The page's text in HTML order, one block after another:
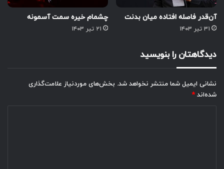
آن‌قدر فاصله افتاده میان بدنت
۳۱ تیر ۱۴۰۳
چشمام خیره سمت آسمونه
۲۱ تیر ۱۴۰۳
دیدگاهتان را بنویسید
نشانی ایمیل شما منتشر نخواهد شد. بخش‌های موردنیاز علامت‌گذاری
شده‌اند *